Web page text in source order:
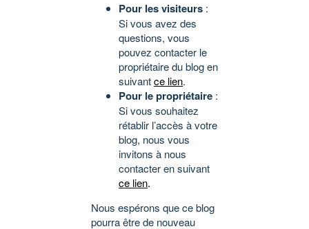
Pour les visiteurs :
Si vous avez des
questions, vous
pouvez contacter le
propriétaire du blog en
suivantce lien.
Pour le propriétaire :
Si vous souhaitez
rétablir l’accès à votre
blog, nous vous
invitons à nous
contacter en suivant
ce lien.
Nous espérons que ce blog
pourra être de nouveau